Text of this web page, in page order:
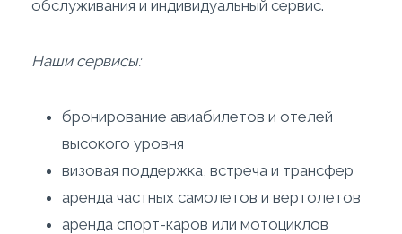
обслуживания и индивидуальный сервис.
Наши сервисы:
бронирование авиабилетов и отелей
высокого уровня
визовая поддержка, встреча и трансфер
аренда частных самолетов и вертолетов
аренда спорт-каров или мотоциклов